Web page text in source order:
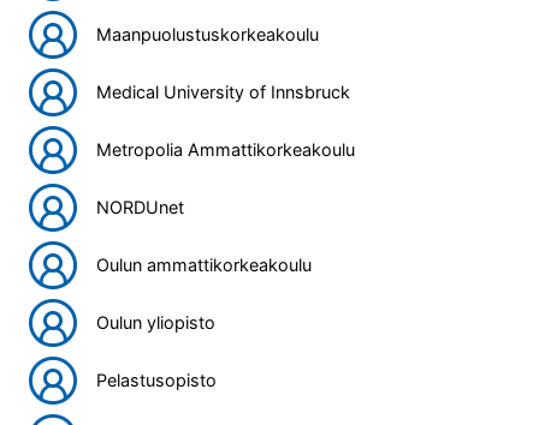
Maanpuolustuskorkeakoulu
Medical University of Innsbruck
Metropolia Ammattikorkeakoulu
NORDUnet
Oulun ammattikorkeakoulu
Oulun yliopisto
Pelastusopisto